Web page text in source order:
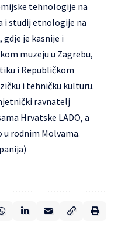
tehnologije na
i studij etnologije na
je kasnije i
muzeju u Zagrebu,
i Republičkom
i tehničku kulturu.
ravnatelj
Hrvatske LADO, a
u rodnim Molvama.